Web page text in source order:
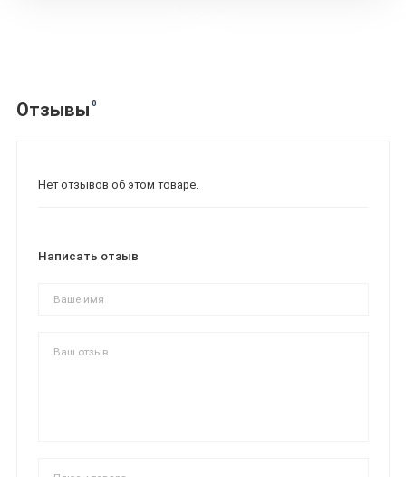
Отзывы 0
Нет отзывов об этом товаре.
Написать отзыв